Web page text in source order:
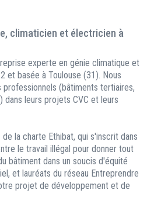
climaticien et électricien à
experte en génie climatique et
et basée à Toulouse (31). Nous
(bâtiments tertiaires,
leurs projets CVC et leurs
la charte Ethibat, qui s'inscrit dans
le travail illégal pour donner tout
bâtiment dans un soucis d'équité
et lauréats du réseau Entreprendre
projet de développement et de